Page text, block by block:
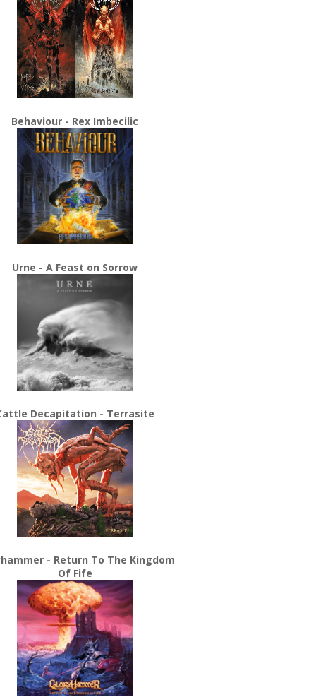
Behaviour - Rex Imbecilic
Urne - A Feast on Sorrow
Decapitation - Terrasite
- Return To The Kingdom
Of Fife